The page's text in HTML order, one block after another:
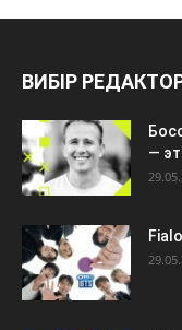
ВИБІР
—